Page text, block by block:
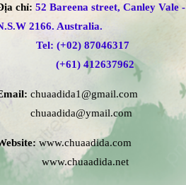
chỉ: 52 Bareena street, Canley Vale -
2166. Australia.
Tel: (+02) 87046317
(+61) 412637962
chuaadida1@gmail.com
chuaadida@ymail.com
www.chuaadida.com
www.chuaadida.net